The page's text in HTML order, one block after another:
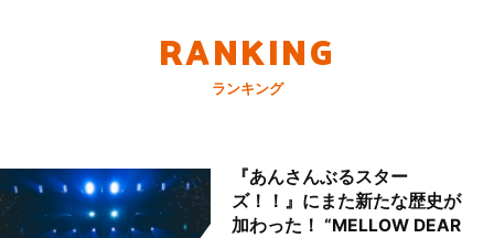
RANKING
ランキング
『あんさんぶるスター
ズ！！』にまた新たな歴史が
加わった！ “MELLOW DEAR